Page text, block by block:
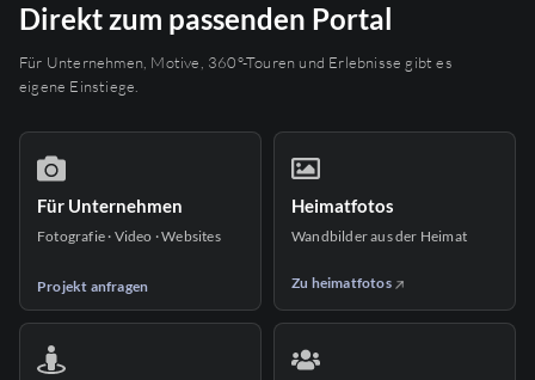
Direkt zum passenden Portal
Für Unternehmen, Motive, 360°-Touren und Erlebnisse gibt es
eigene Einstiege.
Für Unternehmen
Fotografie · Video · Websites
Projekt anfragen
Heimatfotos
Wandbilder aus der Heimat
Zu heimatfotos